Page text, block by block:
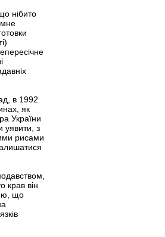
нібито
в 1992
як
України
уявити, з
рисами
крав він
що